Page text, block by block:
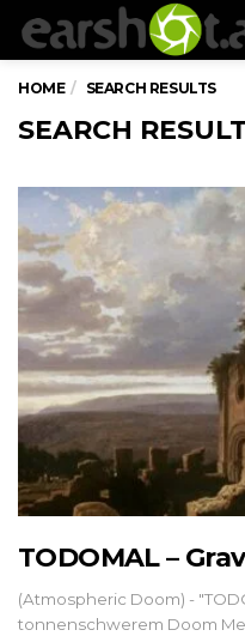
HOME SEARCH RESULTS
SEARCH
TODOMAL –
(Atmospheric Doom) -
tonnenschwerem Doom